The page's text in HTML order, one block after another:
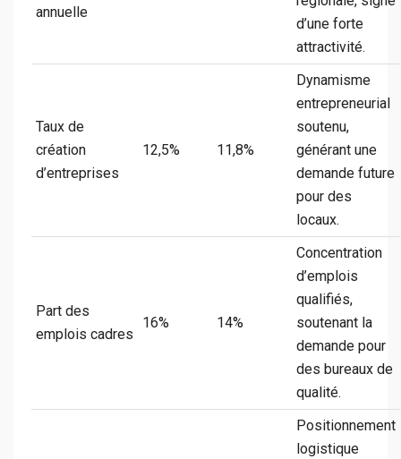
annuelle
d’une forte
attractivité.
Taux de
création
d’entreprises
12,5% 11,8%
Dynamisme
entrepreneurial
soutenu,
générant une
demande future
pour des
locaux.
Part des
emplois cadres
16% 14%
Concentration
d’emplois
qualifiés,
soutenant la
demande pour
des bureaux de
qualité.
Positionnement
logistique